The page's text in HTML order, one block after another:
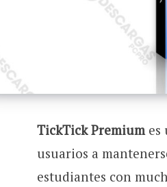
TickTick Premiumes
usuarios a
estudiantes con